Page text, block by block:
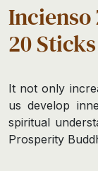
Incienso
20
It not only
us develop
spiritual
Prosperity